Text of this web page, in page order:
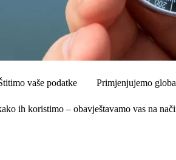
vaše podatke Primjenjujemo
ih koristimo – obavještavamo vas na